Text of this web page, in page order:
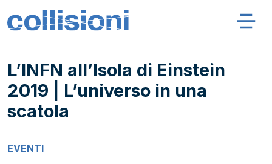
Salta al contenuto
Navigazione principale
L’INFN all’Isola di Einstein
2019 | L’universo in una
scatola
EVENTI